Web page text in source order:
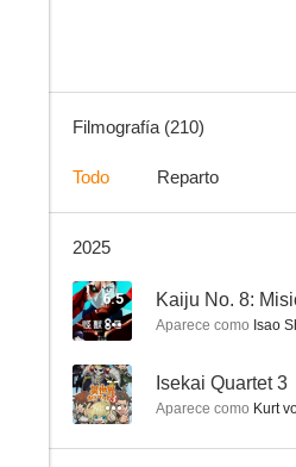
8.5
Filmografía (210)
Todo Reparto
2025
6.5
Aparece como Isao
-- Isekai Quartet 3
Aparece como Kurt